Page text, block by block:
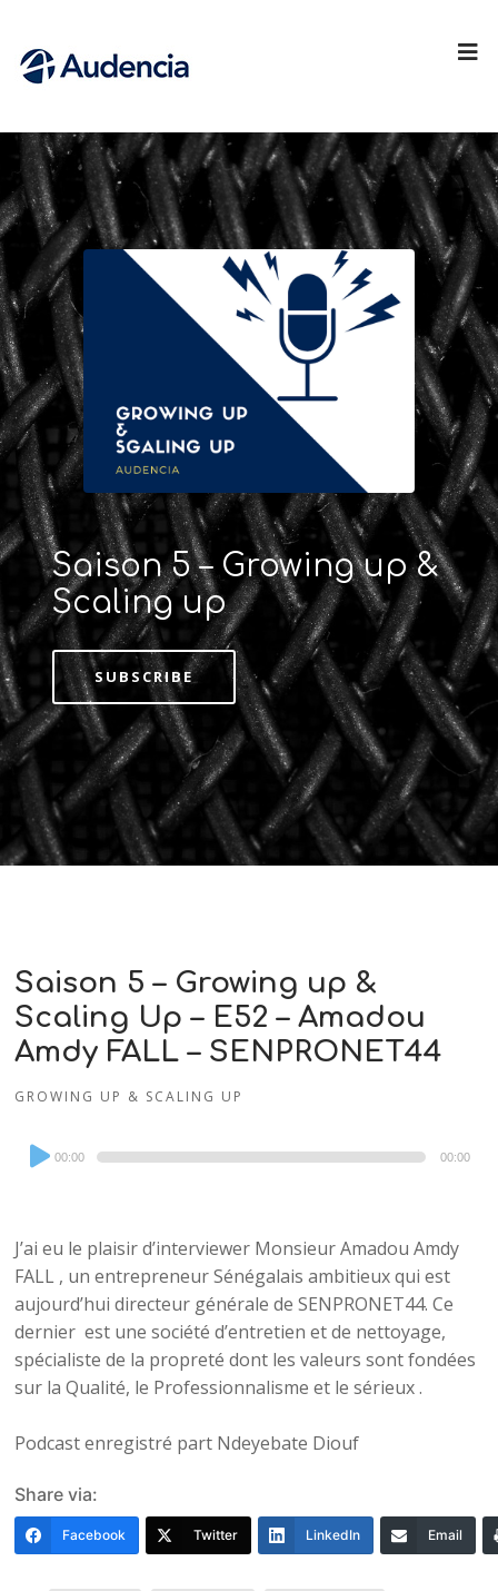
Saison 5 – Growing up &
Scaling up
SUBSCRIBE
Saison 5 – Growing up &
Scaling Up – E52 – Amadou
Amdy FALL – SENPRONET44
GROWING UP & SCALING UP
Audio
Player
00:00 00:00
J’ai eu le plaisir d’interviewer Monsieur Amadou Amdy
FALL , un entrepreneur Sénégalais ambitieux qui est
aujourd’hui directeur générale de SENPRONET44. Ce
dernier est une société d’entretien et de nettoyage,
spécialiste de la propreté dont les valeurs sont fondées
sur la Qualité, le Professionnalisme et le sérieux .
Podcast enregistré part Ndeyebate Diouf
Share via:
Facebook Twitter LinkedIn Email